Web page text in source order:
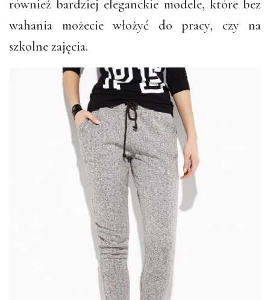
również bardziej eleganckie modele, które bez
wahania możecie włożyć do pracy, czy na
szkolne zajęcia.